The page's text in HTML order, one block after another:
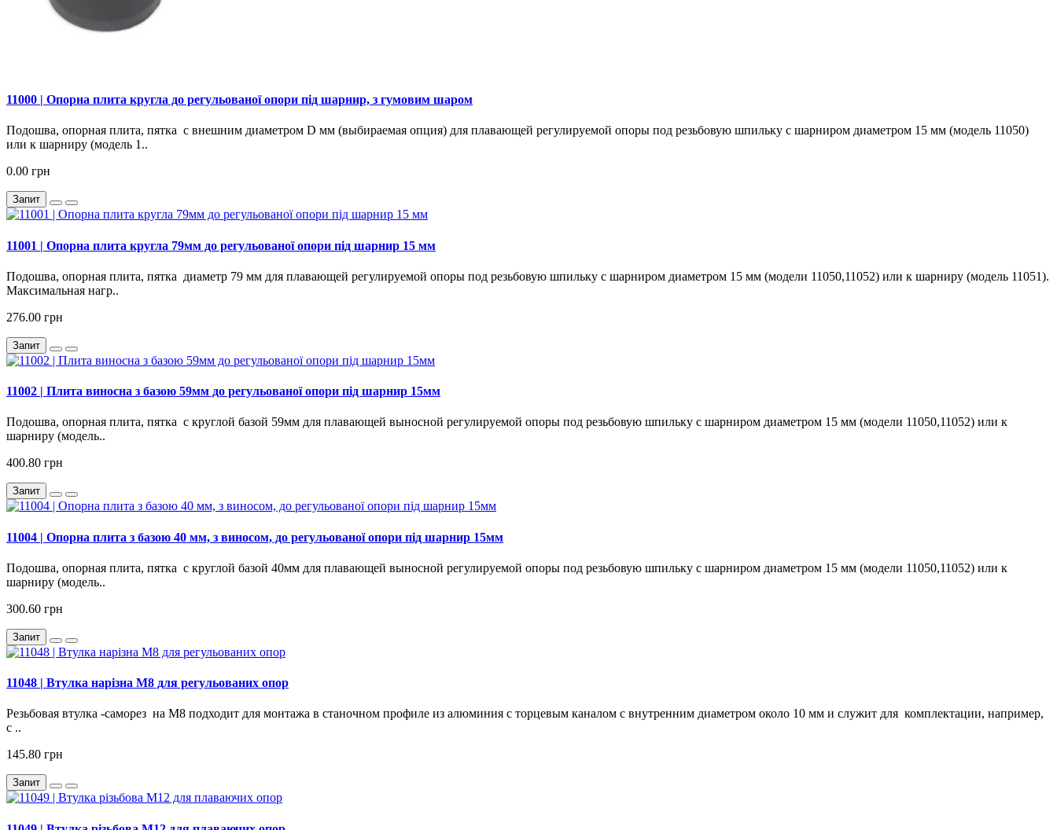
11000 | Опорна плита кругла до регульованої опори під шарнир, з гумовим шаром
Подошва, опорная плита, пятка с внешним диаметром D мм (выбираемая опция) для плавающей регулируемой опоры под резьбовую шпильку с шарниром диаметром 15 мм (модель 11050)
или к шарниру (модель 1..
0.00 грн
Запит
11001 | Опорна плита кругла 79мм до регульованої опори під шарнир 15 мм
Подошва, опорная плита, пятка диаметр 79 мм для плавающей регулируемой опоры под резьбовую шпильку с шарниром диаметром 15 мм (модели 11050,11052) или к шарниру (модель 11051).
Максимальная нагр..
276.00 грн
Запит
11002 | Плита виносна з базою 59мм до регульованої опори під шарнир 15мм
Подошва, опорная плита, пятка с круглой базой 59мм для плавающей выносной регулируемой опоры под резьбовую шпильку с шарниром диаметром 15 мм (модели 11050,11052) или к
шарниру (модель..
400.80 грн
Запит
11004 | Опорна плита з базою 40 мм, з виносом, до регульованої опори під шарнир 15мм
Подошва, опорная плита, пятка с круглой базой 40мм для плавающей выносной регулируемой опоры под резьбовую шпильку с шарниром диаметром 15 мм (модели 11050,11052) или к
шарниру (модель..
300.60 грн
Запит
11048 | Втулка нарізна М8 для регульованих опор
Резьбовая втулка -саморез на М8 подходит для монтажа в станочном профиле из алюминия с торцевым каналом с внутренним диаметром около 10 мм и служит для комплектации, например,
с ..
145.80 грн
Запит